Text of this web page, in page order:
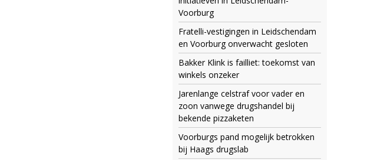
Voorburg
Fratelli-vestigingen in Leidschendam
en Voorburg onverwacht gesloten
Bakker Klink is failliet: toekomst van
winkels onzeker
Jarenlange celstraf voor vader en
zoon vanwege drugshandel bij
bekende pizzaketen
Voorburgs pand mogelijk betrokken
bij Haags drugslab